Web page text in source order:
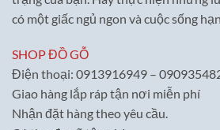
có một giấc ngủ ngon và cuộc sống
SHOP ĐỒ GỖ
Điện thoại: 0913916949 –
Giao hàng lắp ráp tận nơi miễn phí
Nhận đặt hàng theo yêu cầu.